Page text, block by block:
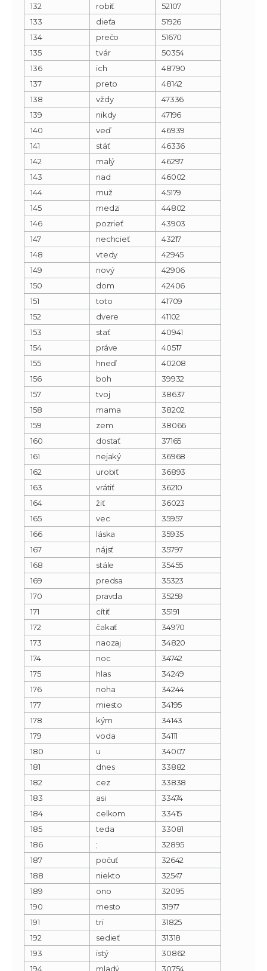
132
robiť
52107
133
dieťa
51926
134
prečo
51670
135
tvár
50354
136
ich
48790
137
preto
48142
138
vždy
47336
139
nikdy
47196
140
veď
46939
141
stáť
46336
142
malý
46297
143
nad
46002
144
muž
45179
145
medzi
44802
146
pozrieť
43903
147
nechcieť
43217
148
vtedy
42945
149
nový
42906
150
dom
42406
151
toto
41709
152
dvere
41102
153
stať
40941
154
práve
40517
155
hneď
40208
156
boh
39932
157
tvoj
38637
158
mama
38202
159
zem
38066
160
dostať
37165
161
nejaký
36968
162
urobiť
36893
163
vrátiť
36210
164
žiť
36023
165
vec
35957
166
láska
35935
167
nájsť
35797
168
stále
35455
169
predsa
35323
170
pravda
35259
171
cítiť
35191
172
čakať
34970
173
naozaj
34820
174
noc
34742
175
hlas
34249
176
noha
34244
177
miesto
34195
178
kým
34143
179
voda
34111
180
u
34007
181
dnes
33882
182
cez
33838
183
asi
33474
184
celkom
33415
185
teda
33081
186
;
32895
187
počuť
32642
188
niekto
32547
189
ono
32095
190
mesto
31917
191
tri
31825
192
sedieť
31318
193
istý
30862
194
mladý 30754